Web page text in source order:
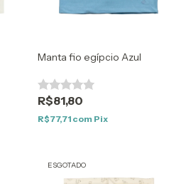
Manta fio egípcio Azul
R$81,80
R$77,71 com Pix
ESGOTADO